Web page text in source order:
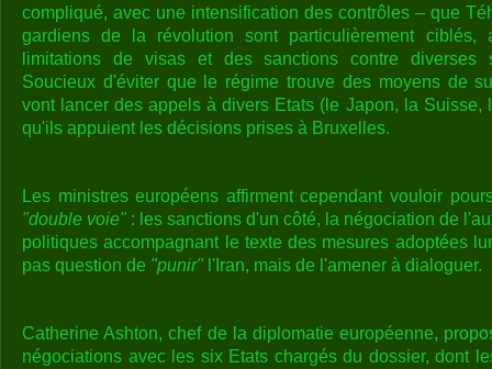
compliqué, avec une intensification des contrôles – que
gardiens de la révolution sont particulièrement ciblés,
limitations de visas et des sanctions contre diverses
Soucieux d'éviter que le régime trouve des moyens de
vont lancer des appels à divers Etats (le Japon, la
qu'ils appuient les décisions prises à Bruxelles.
Les ministres européens affirment cependant vouloir
"double voie" : les sanctions d'un côté, la négociation de
politiques accompagnant le texte des mesures adoptées
pas question de "punir" l'Iran, mais de l'amener à dialoguer.
Catherine Ashton, chef de la diplomatie européenne,
négociations avec les six Etats chargés du dossier, dont